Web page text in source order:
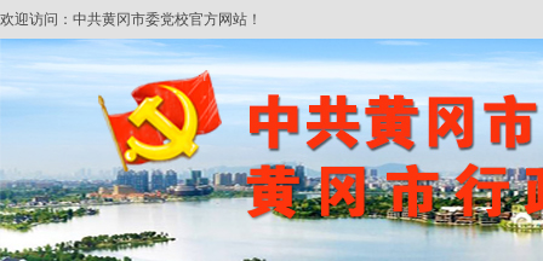
欢迎访问：中共黄冈市委党校官方网站！